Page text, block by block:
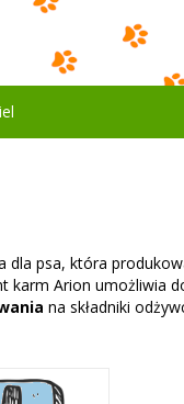
dla psa, która
karm Arion umożliwia
na składniki